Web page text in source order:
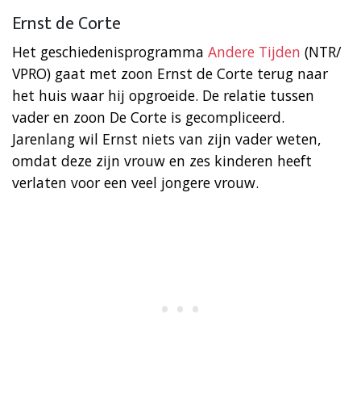
Ernst de Corte
Het geschiedenisprogramma Andere Tijden (NTR/
VPRO) gaat met zoon Ernst de Corte terug naar
het huis waar hij opgroeide. De relatie tussen
vader en zoon De Corte is gecompliceerd.
Jarenlang wil Ernst niets van zijn vader weten,
omdat deze zijn vrouw en zes kinderen heeft
verlaten voor een veel jongere vrouw.